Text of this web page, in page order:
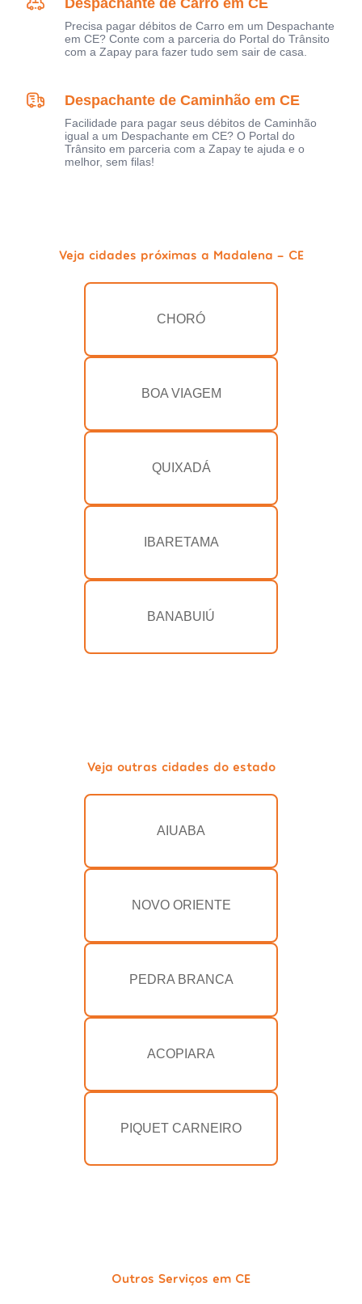
Despachante de Carro em CE
Precisa pagar débitos de Carro em um Despachante
em CE? Conte com a parceria do Portal do Trânsito
com a Zapay para fazer tudo sem sair de casa.
Despachante de Caminhão em CE
Facilidade para pagar seus débitos de Caminhão
igual a um Despachante em CE? O Portal do
Trânsito em parceria com a Zapay te ajuda e o
melhor, sem filas!
Veja cidades próximas a Madalena - CE
CHORÓ
BOA VIAGEM
QUIXADÁ
IBARETAMA
BANABUIÚ
Veja outras cidades do estado
AIUABA
NOVO ORIENTE
PEDRA BRANCA
ACOPIARA
PIQUET CARNEIRO
Outros Serviços em CE